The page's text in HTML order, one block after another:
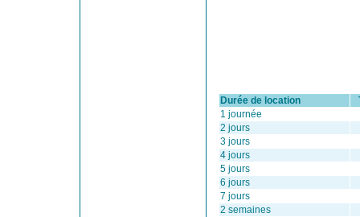
Durée de location
1 journée
2 jours
3 jours
4 jours
5 jours
6 jours
7 jours
2 semaines